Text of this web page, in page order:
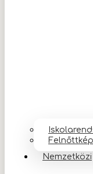
Nemzetközi